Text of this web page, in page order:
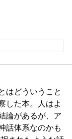
はどういうこと
した本。人はよ
論があるが、ア
話体系なのかも